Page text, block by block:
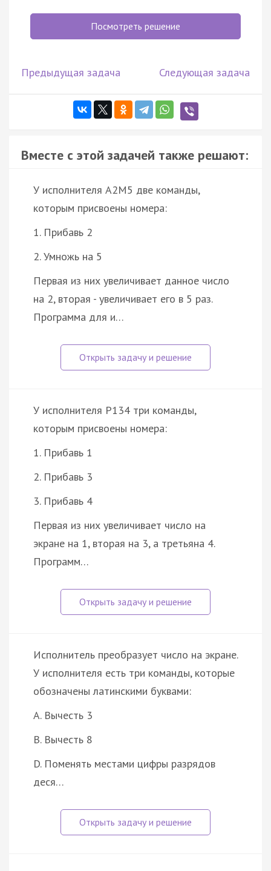
Посмотреть решение
Предыдущая задача Следующая задача
Вместе с этой задачей также решают:
У исполнителя A2M5 две команды,
которым присвоены номера:
1. Прибавь 2
2. Умножь на 5
Первая из них увеличивает данное число
на 2, вторая - увеличивает его в 5 раз.
Программа для и…
У исполнителя Р134 три команды,
которым присвоены номера:
1. Прибавь 1
2. Прибавь 3
3. Прибавь 4
Первая из них увеличивает число на
экране на 1, вторая на 3, а третьяна 4.
Программ…
Исполнитель преобразует число на экране.
У исполнителя есть три команды, которые
обозначены латинскими буквами:
A. Вычесть 3
B. Вычесть 8
D. Поменять местами цифры разрядов
деся…